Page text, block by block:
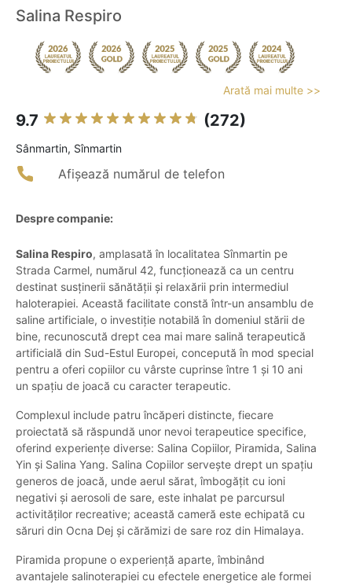
Salina Respiro
Arată mai multe >>
9.7 (272)
Sânmartin, Sînmartin
Afișează numărul de telefon
Despre companie:
Salina Respiro, amplasată în localitatea Sînmartin pe
Strada Carmel, numărul 42, funcționează ca un centru
destinat susținerii sănătății și relaxării prin intermediul
haloterapiei. Această facilitate constă într-un ansamblu de
saline artificiale, o investiție notabilă în domeniul stării de
bine, recunoscută drept cea mai mare salină terapeutică
artificială din Sud-Estul Europei, concepută în mod special
pentru a oferi copiilor cu vârste cuprinse între 1 și 10 ani
un spațiu de joacă cu caracter terapeutic.
Complexul include patru încăperi distincte, fiecare
proiectată să răspundă unor nevoi terapeutice specifice,
oferind experiențe diverse: Salina Copiilor, Piramida, Salina
Yin și Salina Yang. Salina Copiilor servește drept un spațiu
generos de joacă, unde aerul sărat, îmbogățit cu ioni
negativi și aerosoli de sare, este inhalat pe parcursul
activităților recreative; această cameră este echipată cu
săruri din Ocna Dej și cărămizi de sare roz din Himalaya.
Piramida propune o experiență aparte, îmbinând
avantajele salinoterapiei cu efectele energetice ale formei